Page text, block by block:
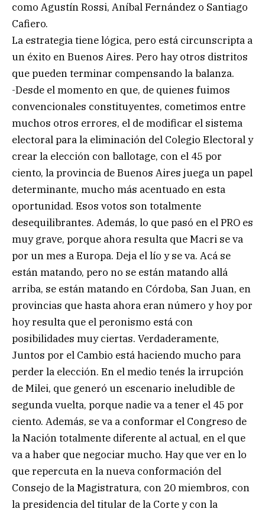
como Agustín Rossi, Aníbal Fernández o Santiago
Cafiero.
La estrategia tiene lógica, pero está circunscripta a
un éxito en Buenos Aires. Pero hay otros distritos
que pueden terminar compensando la balanza.
-Desde el momento en que, de quienes fuimos
convencionales constituyentes, cometimos entre
muchos otros errores, el de modificar el sistema
electoral para la eliminación del Colegio Electoral y
crear la elección con ballotage, con el 45 por
ciento, la provincia de Buenos Aires juega un papel
determinante, mucho más acentuado en esta
oportunidad. Esos votos son totalmente
desequilibrantes. Además, lo que pasó en el PRO es
muy grave, porque ahora resulta que Macri se va
por un mes a Europa. Deja el lío y se va. Acá se
están matando, pero no se están matando allá
arriba, se están matando en Córdoba, San Juan, en
provincias que hasta ahora eran número y hoy por
hoy resulta que el peronismo está con
posibilidades muy ciertas. Verdaderamente,
Juntos por el Cambio está haciendo mucho para
perder la elección. En el medio tenés la irrupción
de Milei, que generó un escenario ineludible de
segunda vuelta, porque nadie va a tener el 45 por
ciento. Además, se va a conformar el Congreso de
la Nación totalmente diferente al actual, en el que
va a haber que negociar mucho. Hay que ver en lo
que repercuta en la nueva conformación del
Consejo de la Magistratura, con 20 miembros, con
la presidencia del titular de la Corte y con la